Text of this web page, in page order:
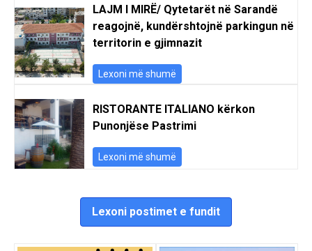
LAJM I MIRË/ Qytetarët në Sarandë
reagojnë, kundërshtojnë parkingun në
territorin e gjimnazit
Lexoni më shumë
RISTORANTE ITALIANO kërkon
Punonjëse Pastrimi
Lexoni më shumë
Lexoni postimet e fundit